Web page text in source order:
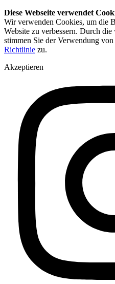
Diese Webseite verwendet
Wir verwenden Cookies, um die
Website zu verbessern. Durch
stimmen Sie der Verwendung
Richtlinie zu.
Akzeptieren